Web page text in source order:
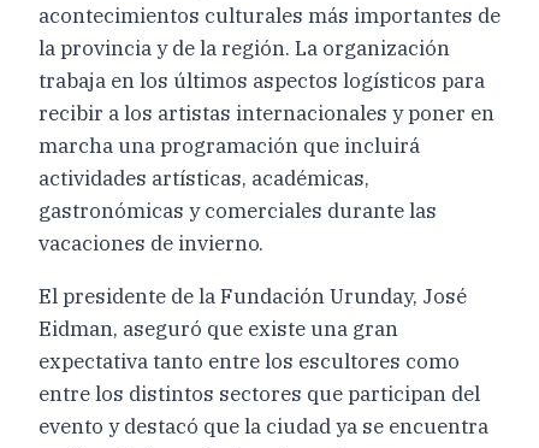
acontecimientos culturales más importantes de
la provincia y de la región. La organización
trabaja en los últimos aspectos logísticos para
recibir a los artistas internacionales y poner en
marcha una programación que incluirá
actividades artísticas, académicas,
gastronómicas y comerciales durante las
vacaciones de invierno.
El presidente de la Fundación Urunday, José
Eidman, aseguró que existe una gran
expectativa tanto entre los escultores como
entre los distintos sectores que participan del
evento y destacó que la ciudad ya se encuentra